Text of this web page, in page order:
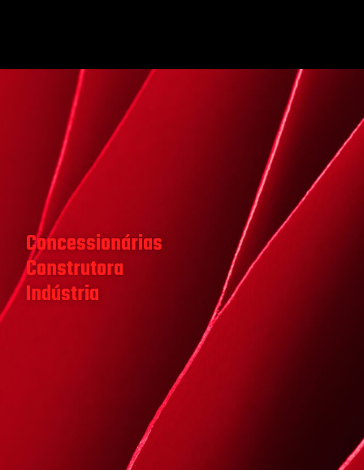
Concessionárias
Construtora
Indústria